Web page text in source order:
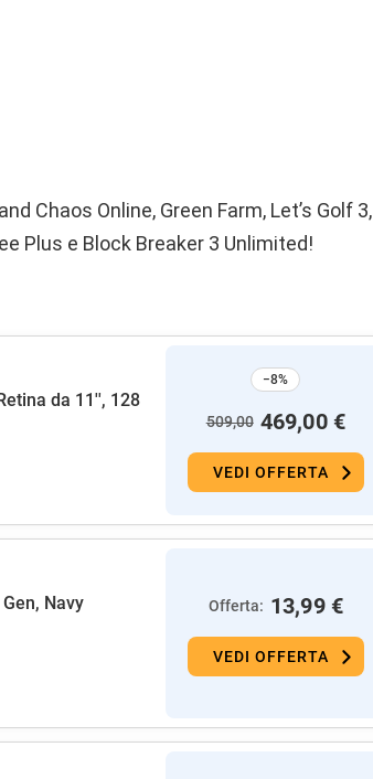
Chaos Online, Green Farm, Let’s Golf 3,
Plus e Block Breaker 3 Unlimited!
da 11'', 128
−8%
509,00 469,00 €
VEDI OFFERTA
Navy Offerta: 13,99 €
VEDI OFFERTA